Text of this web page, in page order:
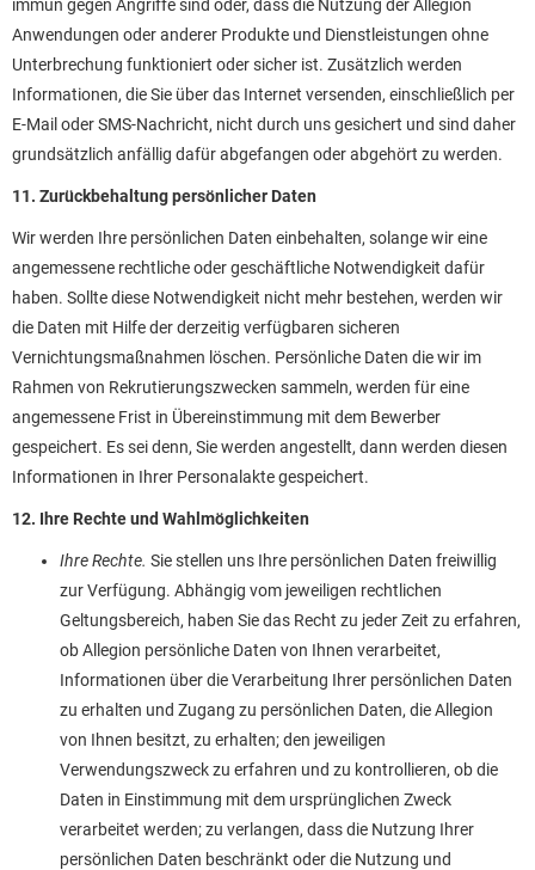
immun gegen Angriffe sind oder, dass die Nutzung der Allegion
Anwendungen oder anderer Produkte und Dienstleistungen ohne
Unterbrechung funktioniert oder sicher ist. Zusätzlich werden
Informationen, die Sie über das Internet versenden, einschließlich per
E-Mail oder SMS-Nachricht, nicht durch uns gesichert und sind daher
grundsätzlich anfällig dafür abgefangen oder abgehört zu werden.
11. Zurückbehaltung persönlicher Daten
Wir werden Ihre persönlichen Daten einbehalten, solange wir eine
angemessene rechtliche oder geschäftliche Notwendigkeit dafür
haben. Sollte diese Notwendigkeit nicht mehr bestehen, werden wir
die Daten mit Hilfe der derzeitig verfügbaren sicheren
Vernichtungsmaßnahmen löschen. Persönliche Daten die wir im
Rahmen von Rekrutierungszwecken sammeln, werden für eine
angemessene Frist in Übereinstimmung mit dem Bewerber
gespeichert. Es sei denn, Sie werden angestellt, dann werden diesen
Informationen in Ihrer Personalakte gespeichert.
12. Ihre Rechte und Wahlmöglichkeiten
Ihre Rechte. Sie stellen uns Ihre persönlichen Daten freiwillig
zur Verfügung. Abhängig vom jeweiligen rechtlichen
Geltungsbereich, haben Sie das Recht zu jeder Zeit zu erfahren,
ob Allegion persönliche Daten von Ihnen verarbeitet,
Informationen über die Verarbeitung Ihrer persönlichen Daten
zu erhalten und Zugang zu persönlichen Daten, die Allegion
von Ihnen besitzt, zu erhalten; den jeweiligen
Verwendungszweck zu erfahren und zu kontrollieren, ob die
Daten in Einstimmung mit dem ursprünglichen Zweck
verarbeitet werden; zu verlangen, dass die Nutzung Ihrer
persönlichen Daten beschränkt oder die Nutzung und